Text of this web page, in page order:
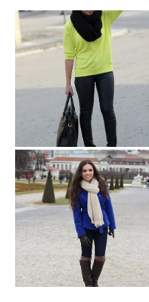
NEON BUMBLEBEE!
Vienna- day 2!